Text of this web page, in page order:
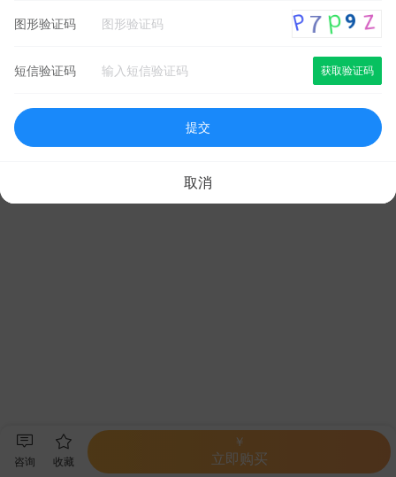
咨询 收藏
￥
立即购买
图形验证码
短信验证码 获取验证码
提交
取消